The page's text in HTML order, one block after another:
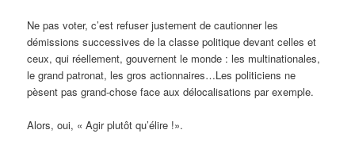
Ne pas voter, c’est refuser justement de cautionner les
démissions successives de la classe politique devant celles et
ceux, qui réellement, gouvernent le monde : les multinationales,
le grand patronat, les gros actionnaires…Les politiciens ne
pèsent pas grand-chose face aux délocalisations par exemple.
Alors, oui, « Agir plutôt qu’élire !».